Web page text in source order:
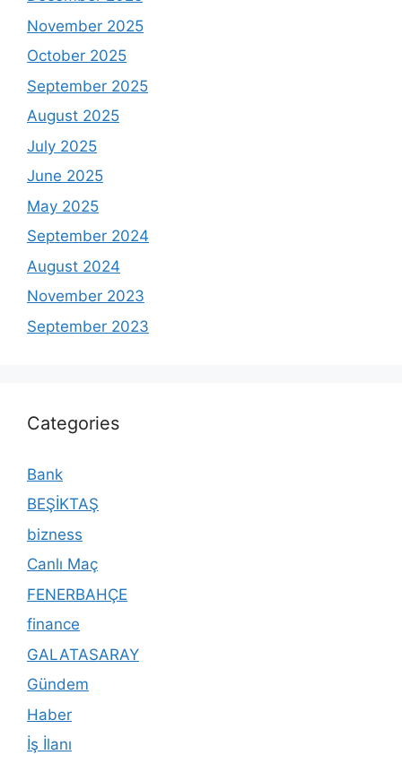
November 2025
October 2025
September 2025
August 2025
July 2025
June 2025
May 2025
September 2024
August 2024
November 2023
September 2023
Categories
Bank
BEŞİKTAŞ
bizness
Canlı Maç
FENERBAHÇE
finance
GALATASARAY
Gündem
Haber
İş İlanı